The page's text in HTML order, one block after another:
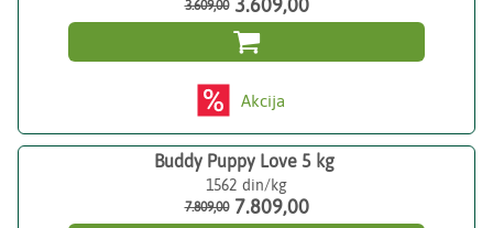
3.609,00 3.609,00

Akcija
Buddy Puppy Love 5 kg
1562
7.809,00 7.809,00